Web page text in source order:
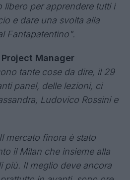
Manager
nostro canale Youtube ci
Euroleghe e dal giorno
sito e app".
per apprendere tutti i
e dare una svolta alla
Fantapatentino".